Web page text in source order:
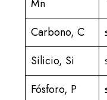
Mn
Carbono, C
Silicio, Si
Fósforo, P